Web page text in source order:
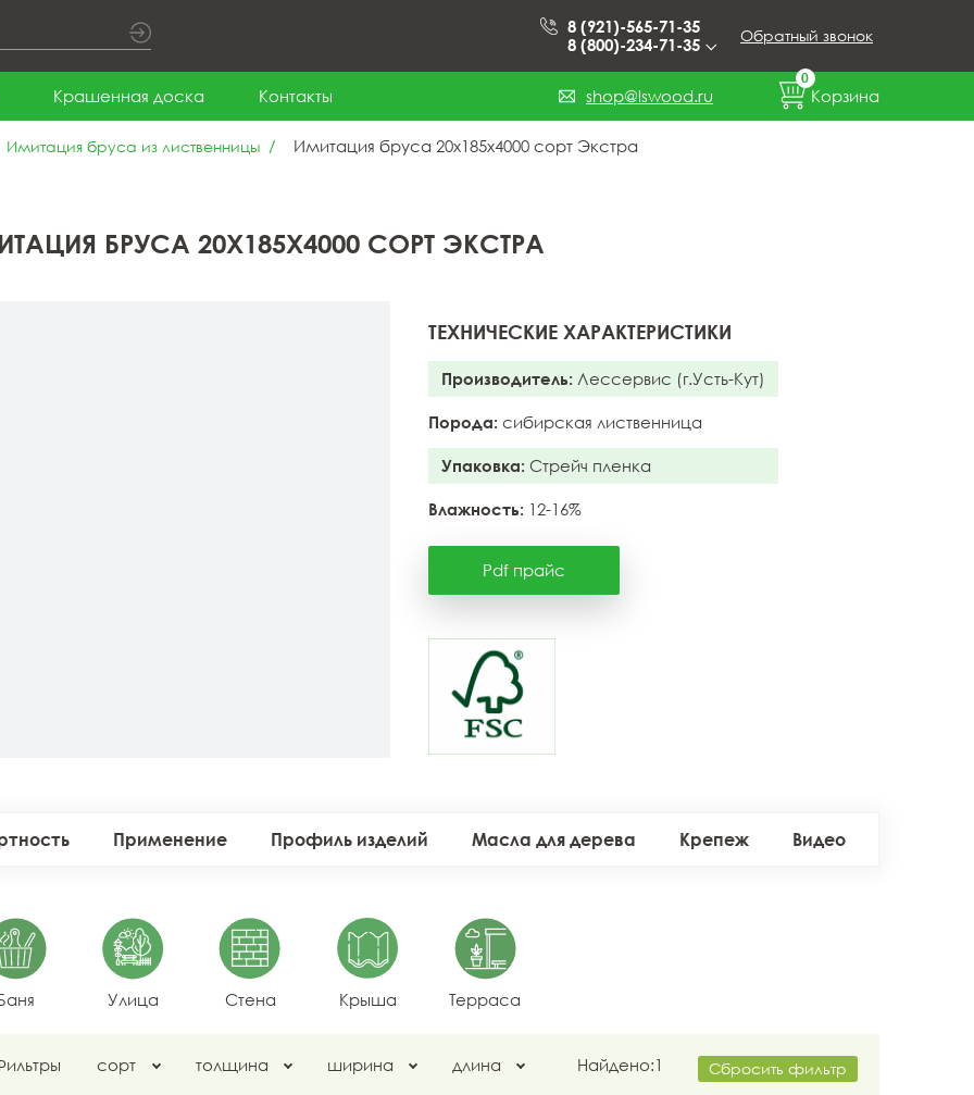
8 (921)-565-71-35
8 (800)-234-71-35
Обратный звонок
Крашенная доска Контакты shop@lswood.ru
0
Корзина
Имитация бруса из лиственницы Имитация бруса 20x185x4000 сорт Экстра
БРУСА 20X185X4000 СОРТ ЭКСТРА
ТЕХНИЧЕСКИЕ ХАРАКТЕРИСТИКИ
Производитель: Лессервис (г.Усть-Кут)
Порода: сибирская лиственница
Упаковка: Стрейч пленка
Влажность: 12-16%
Pdf прайс
Применение Профиль изделий Масла для дерева Крепеж Видео
Улица Стена Крыша Терраса
сорт толщина ширина длина Найдено:1 Сбросить фильтр